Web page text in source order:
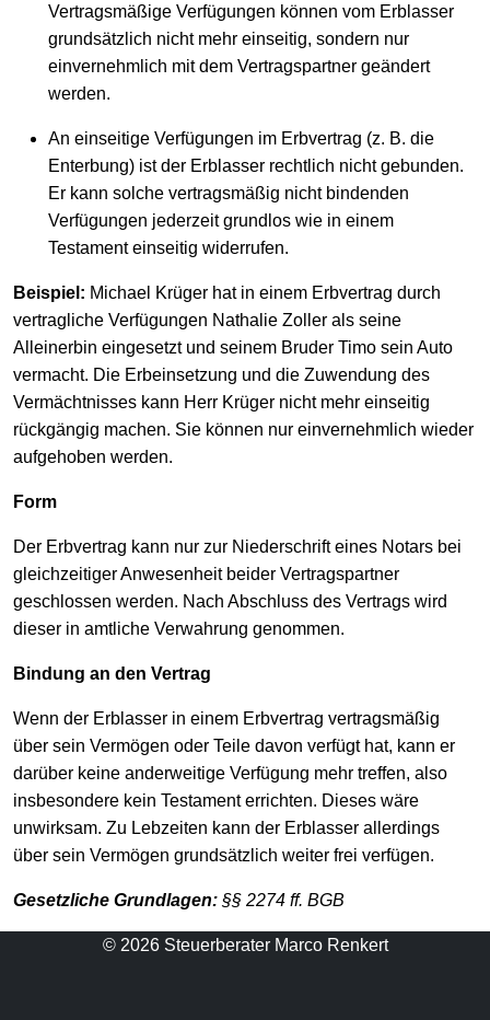
Vertragsmäßige Verfügungen können vom Erblasser
grundsätzlich nicht mehr einseitig, sondern nur
einvernehmlich mit dem Vertragspartner geändert
werden.
An einseitige Verfügungen im Erbvertrag (z. B. die
Enterbung) ist der Erblasser rechtlich nicht gebunden.
Er kann solche vertragsmäßig nicht bindenden
Verfügungen jederzeit grundlos wie in einem
Testament einseitig widerrufen.
Beispiel: Michael Krüger hat in einem Erbvertrag durch
vertragliche Verfügungen Nathalie Zoller als seine
Alleinerbin eingesetzt und seinem Bruder Timo sein Auto
vermacht. Die Erbeinsetzung und die Zuwendung des
Vermächtnisses kann Herr Krüger nicht mehr einseitig
rückgängig machen. Sie können nur einvernehmlich wieder
aufgehoben werden.
Form
Der Erbvertrag kann nur zur Niederschrift eines Notars bei
gleichzeitiger Anwesenheit beider Vertragspartner
geschlossen werden. Nach Abschluss des Vertrags wird
dieser in amtliche Verwahrung genommen.
Bindung an den Vertrag
Wenn der Erblasser in einem Erbvertrag vertragsmäßig
über sein Vermögen oder Teile davon verfügt hat, kann er
darüber keine anderweitige Verfügung mehr treffen, also
insbesondere kein Testament errichten. Dieses wäre
unwirksam. Zu Lebzeiten kann der Erblasser allerdings
über sein Vermögen grundsätzlich weiter frei verfügen.
Gesetzliche Grundlagen: §§ 2274 ff. BGB
© 2026 Steuerberater Marco Renkert